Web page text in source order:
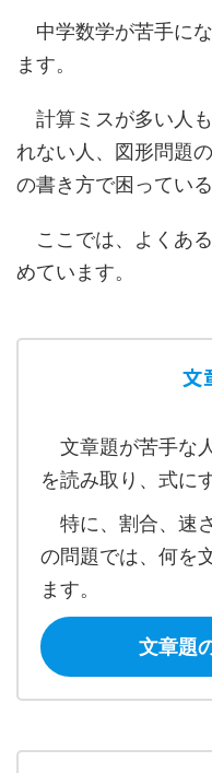
中学数学が苦手に
ます。
計算ミスが多い人
れない人、図形問題
の書き方で困ってい
ここでは、よくあ
めています。
文
文章題が苦手な
を読み取り、式に
特に、割合、速
の問題では、何を
ます。
文章題